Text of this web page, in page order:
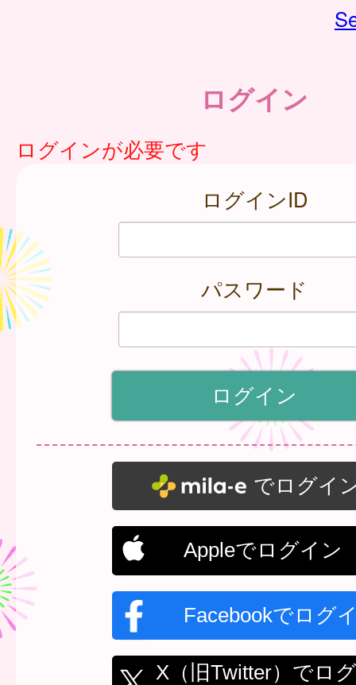
ログイン
ログインが必要です
ログインID
パスワード
でログイ
Appleでログイン
Facebookでログ
X（旧Twitter）でロ